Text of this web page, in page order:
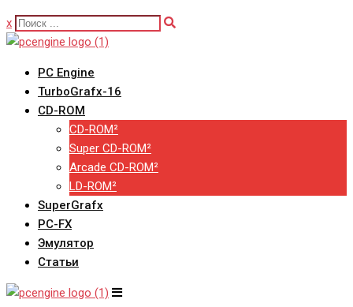
x
PC Engine
TurboGrafx-16
CD-ROM
CD-ROM²
Super CD-ROM²
Arcade CD-ROM²
LD-ROM²
SuperGrafx
PC-FX
Эмулятор
Статьи